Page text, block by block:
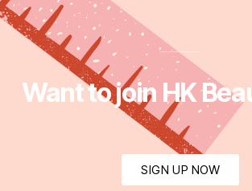
Want to join HK
SIGN UP NOW